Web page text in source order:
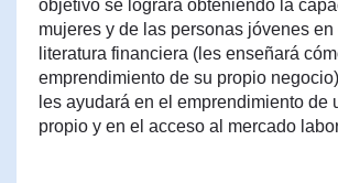
objetivo se logrará obteniendo la
mujeres y de las personas jóvenes en
literatura financiera (les enseñará
emprendimiento de su propio
les ayudará en el emprendimiento de
propio y en el acceso al mercado